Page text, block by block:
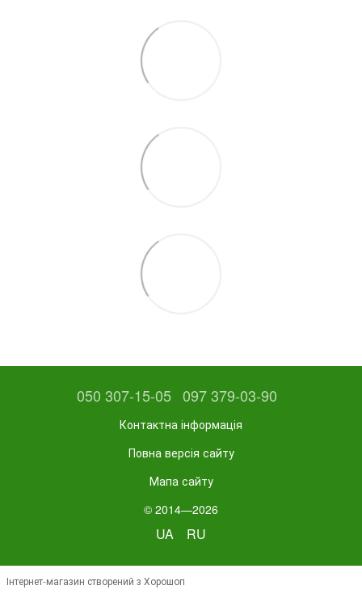
050 307-15-05 097 379-03-90
Контактна інформація
Повна версія сайту
Мапа сайту
© 2014—2026
UA RU
Інтернет-магазин створений з Хорошоп